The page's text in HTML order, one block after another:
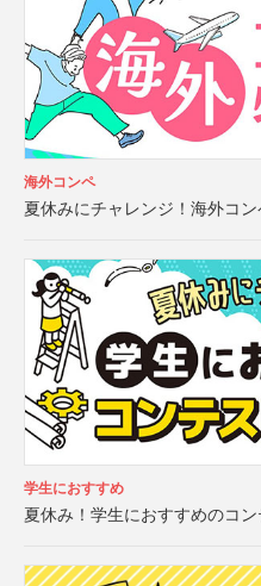
海外コンペ
夏休みにチャレンジ！海外コ
学生におすすめ
夏休み！学生におすすめのコ